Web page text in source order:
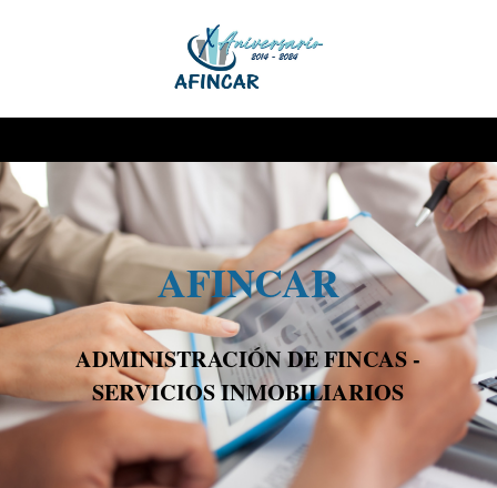
AFINCAR
ADMINISTRACIÓN DE FINCAS -
SERVICIOS INMOBILIARIOS